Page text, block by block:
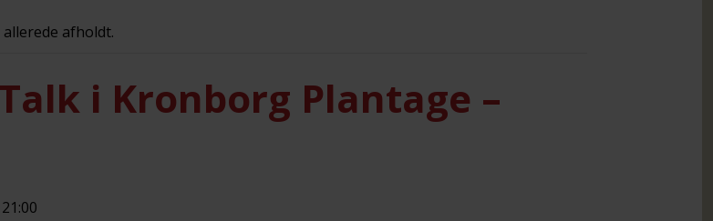
afholdt.
i Kronborg Plantage –
21:00